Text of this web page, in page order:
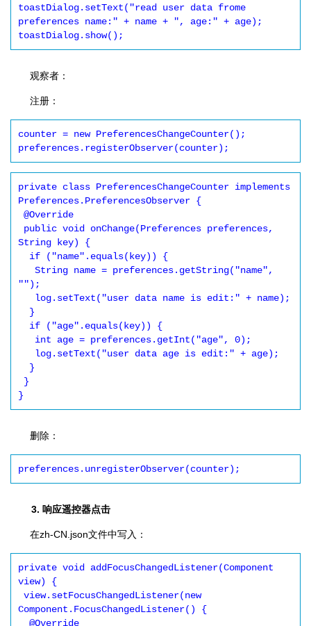
toastDialog.setText("read user data frome
preferences name:" + name + ", age:" + age);
toastDialog.show();
观察者：
注册：
counter = new PreferencesChangeCounter();
preferences.registerObserver(counter);
private class PreferencesChangeCounter implements
Preferences.PreferencesObserver {
String key) {
"");
删除：
3. 响应遥控器点击
在zh-CN.json文件中写入：
private void addFocusChangedListener(Component
view) {
Component.FocusChangedListener() {